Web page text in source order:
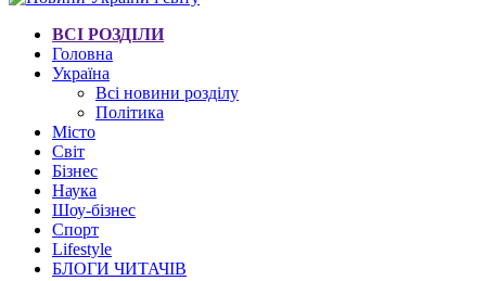
ВСІ РОЗДІЛИ
Головна
Україна
Всі новини розділу
Політика
Місто
Світ
Бізнес
Наука
Шоу-бізнес
Спорт
Lifestyle
БЛОГИ ЧИТАЧІВ